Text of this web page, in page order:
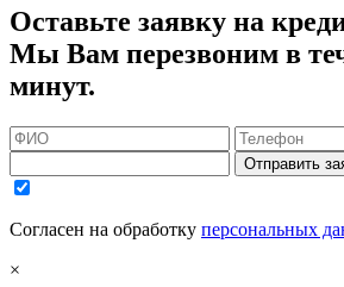
Оставьте заявку на
Мы Вам перезвоним в
минут.
Отправить
Согласен на обработку персональных
×